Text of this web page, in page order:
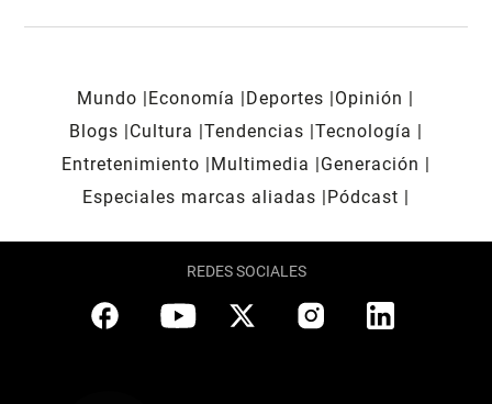
Mundo Economía Deportes
Opinión
Blogs
Cultura Tendencias Tecnología
Entretenimiento
Multimedia
Generación
Especiales marcas aliadas
Pódcast
REDES SOCIALES